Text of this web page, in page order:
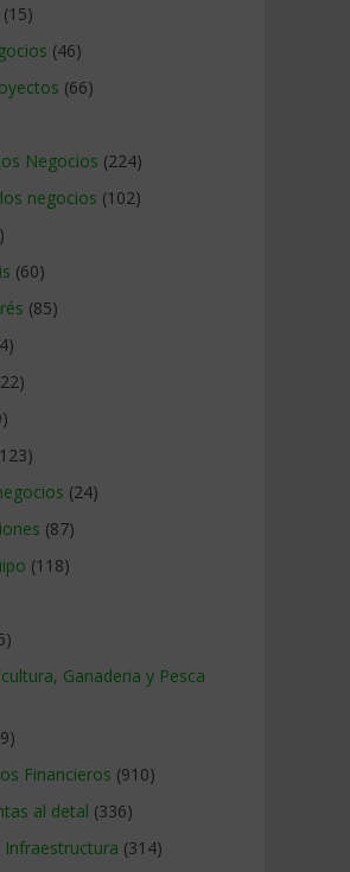
(15)
(46)
(66)
Negocios (224)
negocios (102)
(60)
(85)
(24)
(87)
(118)
Ganaderia y Pesca
Financieros (910)
al detal (336)
(314)